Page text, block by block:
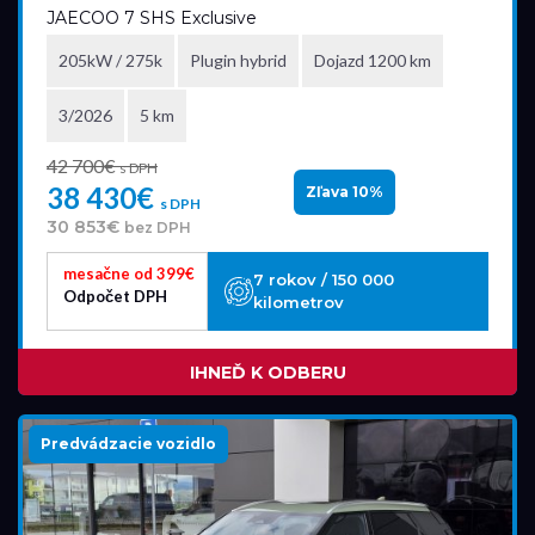
Akciová ponuka
všetky
Benzín
Benzín+LPG
Diesel
Elektromobil
JAECOO 7 SHS Exclusive
205kW / 275k Plugin hybrid Dojazd 1200 km
3/2026 5 km
42 700€s DPH
38 430€ s DPH
30 853€ bez DPH
Zľava 10%
mesačne od 399€
Odpočet DPH
7 rokov / 150 000
kilometrov
IHNEĎ K ODBERU
Predvádzacie vozidlo